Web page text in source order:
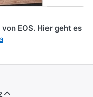
EOS. Hier geht es